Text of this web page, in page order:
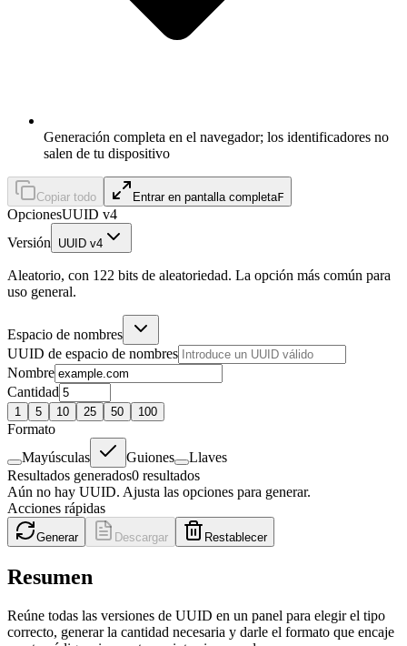
Generación completa en el navegador; los identificadores no
salen de tu dispositivo
Copiar todo Entrar en pantalla completaF
OpcionesUUID v4
Versión
UUID v4
Aleatorio, con 122 bits de aleatoriedad. La opción más común para
uso general.
Espacio de nombres
UUID de espacio de nombres
Nombre
Cantidad
1 5 10 25 50 100
Formato
Mayúsculas
Guiones
Llaves
Resultados generados0 resultados
Aún no hay UUID. Ajusta las opciones para generar.
Acciones rápidas
Generar Descargar Restablecer
Resumen
Reúne todas las versiones de UUID en un panel para elegir el tipo
correcto, generar la cantidad necesaria y darle el formato que encaje